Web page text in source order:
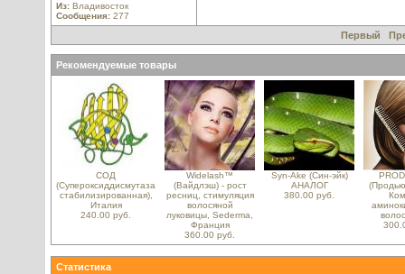
Из: Владивосток
Сообщения: 277
Первый
Рекомендуемые товары
СОД
(Супероксиддисмутаза
стабилизированная),
Италия
240.00 руб.
Widelash™
(Вайдлэш) - рост
ресниц, стимуляция
волосяной
луковицы, Sederma,
Франция
360.00 руб.
Syn-Ake (Син-эйк)
АНАЛОГ
380.00 руб.
Статистика